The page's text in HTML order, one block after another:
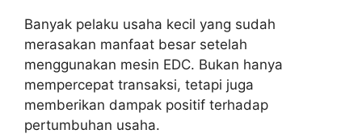
Banyak pelaku usaha kecil yang sudah
merasakan manfaat besar setelah
menggunakan mesin EDC. Bukan hanya
mempercepat transaksi, tetapi juga
memberikan dampak positif terhadap
pertumbuhan usaha.